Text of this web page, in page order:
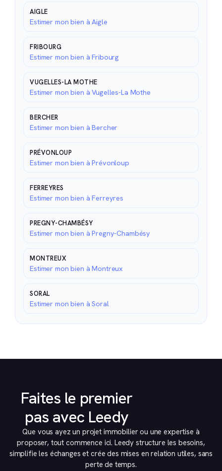
AIGLE
Estimer mon bien à Aigle
FRIBOURG
Estimer mon bien à Fribourg
VUGELLES-LA MOTHE
Estimer mon bien à Vugelles-La Mothe
BERCHER
Estimer mon bien à Bercher
PRÉVONLOUP
Estimer mon bien à Prévonloup
FERREYRES
Estimer mon bien à Ferreyres
PREGNY-CHAMBÉSY
Estimer mon bien à Pregny-Chambésy
MONTREUX
Estimer mon bien à Montreux
SORAL
Estimer mon bien à Soral
Faites le premier
pas avec Leedy
Que vous ayez un projet immobilier ou une expertise à
proposer, tout commence ici. Leedy structure les besoins,
simplifie les échanges et crée des mises en relation utiles, sans
perte de temps.